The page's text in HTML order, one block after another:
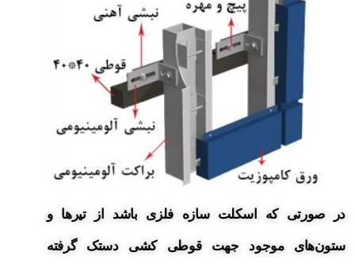
در صورتی که اسکلت سازه فلزی باشد از تیرها و
ستون‌های موجود جهت قوطی کشی دستک گرفته